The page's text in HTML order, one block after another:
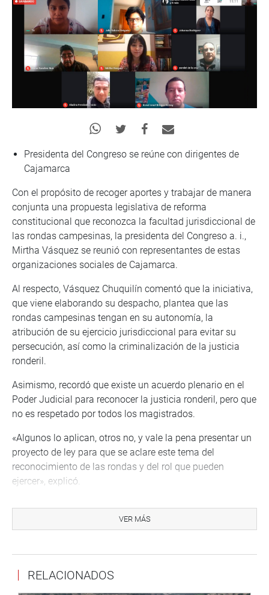
Presidenta del Congreso se reúne con dirigentes de
Cajamarca
Con el propósito de recoger aportes y trabajar de manera
conjunta una propuesta legislativa de reforma
constitucional que reconozca la facultad jurisdiccional de
las rondas campesinas, la presidenta del Congreso a. i.,
Mirtha Vásquez se reunió con representantes de estas
organizaciones sociales de Cajamarca.
Al respecto, Vásquez Chuquilín comentó que la iniciativa,
que viene elaborando su despacho, plantea que las
rondas campesinas tengan en su autonomía, la
atribución de su ejercicio jurisdiccional para evitar su
persecución, así como la criminalización de la justicia
ronderil.
Asimismo, recordó que existe un acuerdo plenario en el
Poder Judicial para reconocer la justicia ronderil, pero que
no es respetado por todos los magistrados.
«Algunos lo aplican, otros no, y vale la pena presentar un
proyecto de ley para que se aclare este tema del
reconocimiento de las rondas y del rol que pueden
ejercer», explicó.
Por su parte, Aladino Fernández Rubio, presidente de la
Federación Provincial de Rondas Campesinas de Chota y
ronderos de otras zonas del país.
VER MÁS
RELACIONADOS